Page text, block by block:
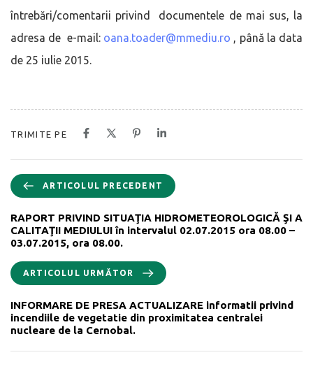
întrebări/comentarii privind documentele de mai sus, la
adresa de e-mail: oana.toader@mmediu.ro , până la data
de 25 iulie 2015.
TRIMITE PE
ARTICOLUL PRECEDENT
RAPORT PRIVIND SITUAŢIA HIDROMETEOROLOGICĂ ŞI A
CALITAŢII MEDIULUI în intervalul 02.07.2015 ora 08.00 –
03.07.2015, ora 08.00.
ARTICOLUL URMĂTOR
INFORMARE DE PRESA ACTUALIZARE informatii privind
incendiile de vegetatie din proximitatea centralei
nucleare de la Cernobal.